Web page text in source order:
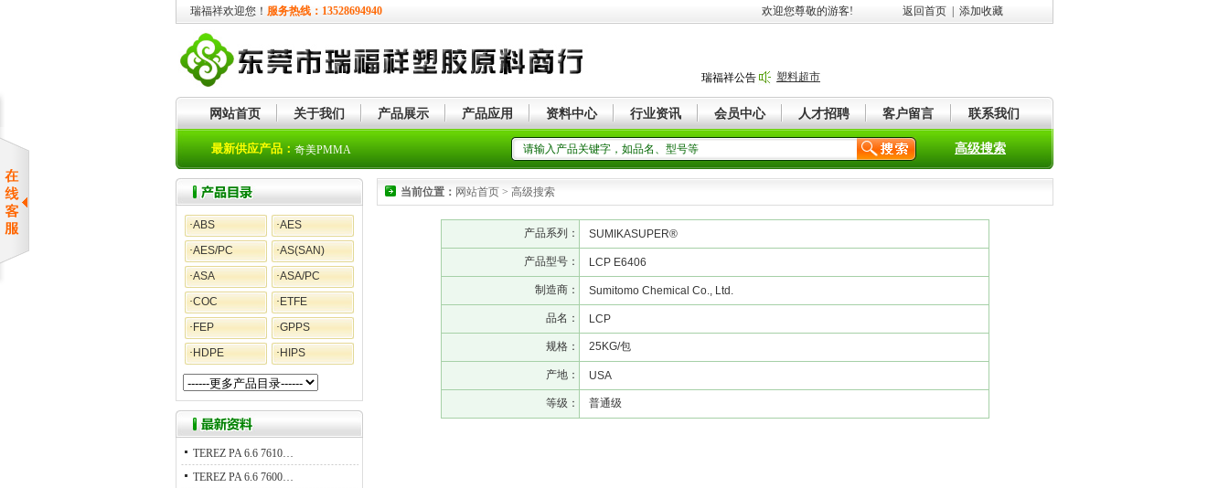
瑞福祥欢迎您！ 服务热线：13528694940 欢迎您尊敬的游客! 返回首页 添加收藏
瑞福祥公告 塑料超市
网站首页 关于我们 产品展示 产品应用 资料中心 行业资讯 会员中心 人才招聘 客户留言 联系我们
最新供应产品： 奇美PMMA
高级搜索
·ABS ·AES
·AES/PC ·AS(SAN)
·ASA ·ASA/PC
·COC · ETFE
· FEP ·GPPS
· HDPE · HIPS
TEREZ PA 6.6 7610…
TEREZ PA 6.6 7600…
当前位置： 网站首页 > 高级搜索
产品系列： SUMIKASUPER®
产品型号： LCP E6406
制造商： Sumitomo Chemical Co., Ltd.
品名： LCP
规格： 25KG/包
产地： USA
等级： 普通级